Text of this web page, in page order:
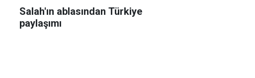
Salah'ın ablasından Türkiye
paylaşımı